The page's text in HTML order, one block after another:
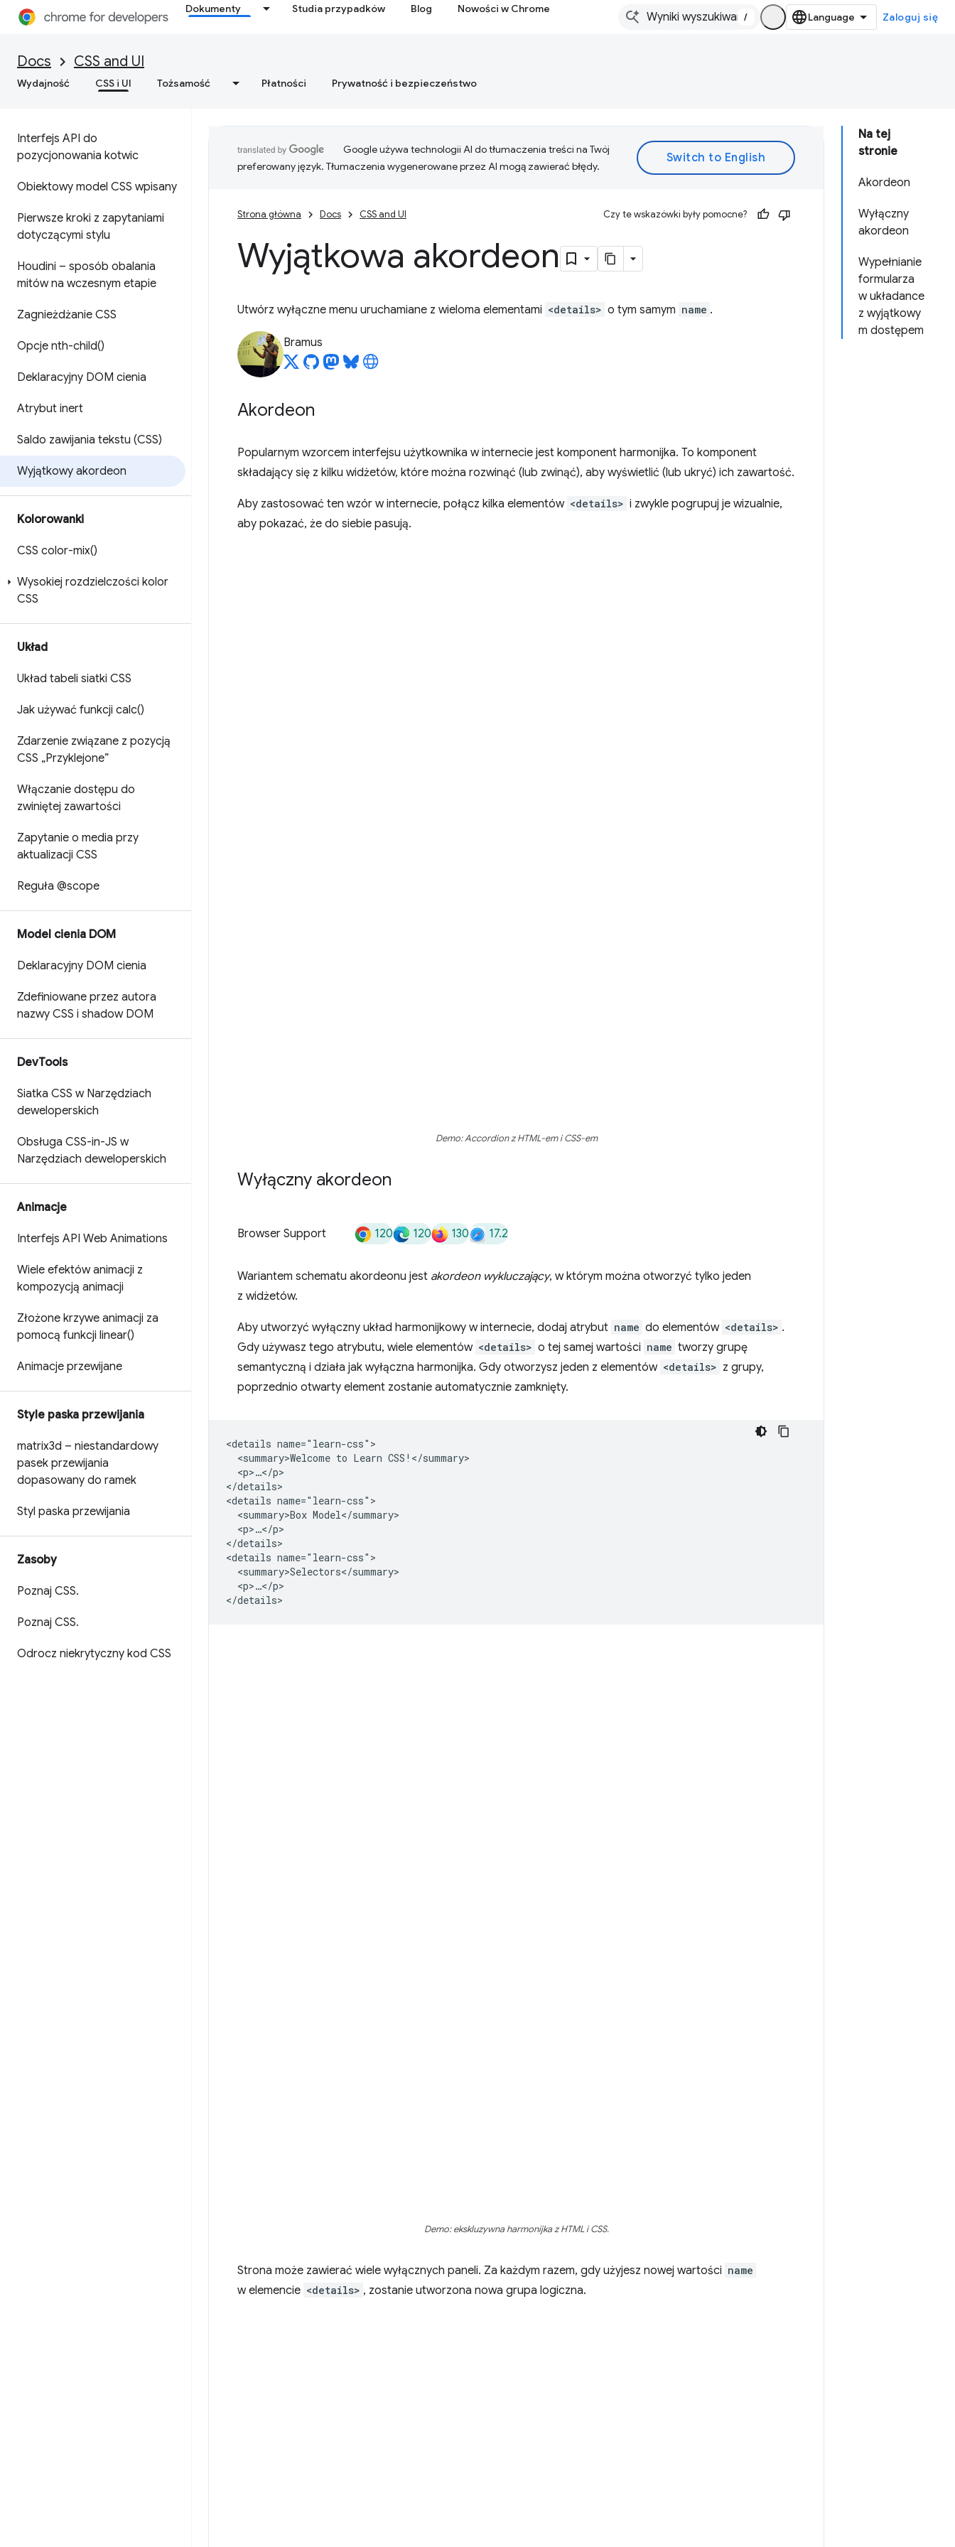
Dokumenty Studia przypadków Blog Nowości w Chrome
/ Zaloguj się
Docs CSS and UI
Wydajność CSS i UI Tożsamość Płatności Prywatność i bezpieczeństwo
Interfejs API do
pozycjonowania kotwic
Obiektowy model CSS wpisany
Pierwsze kroki z zapytaniami
dotyczącymi stylu
Houdini – sposób obalania
mitów na wczesnym etapie
Zagnieżdżanie CSS
Opcje nth-child()
Deklaracyjny DOM cienia
Atrybut inert
Saldo zawijania tekstu (CSS)
Wyjątkowy akordeon
Kolorowanki
CSS color-mix()
Wysokiej rozdzielczości kolor
CSS
Układ
Układ tabeli siatki CSS
Jak używać funkcji calc()
Zdarzenie związane z pozycją
CSS „Przyklejone”
Włączanie dostępu do
zwiniętej zawartości
Zapytanie o media przy
aktualizacji CSS
Reguła @scope
Model cienia DOM
Deklaracyjny DOM cienia
Zdefiniowane przez autora
nazwy CSS i shadow DOM
DevTools
Siatka CSS w Narzędziach
deweloperskich
Obsługa CSS-in-JS w
Narzędziach deweloperskich
Animacje
Interfejs API Web Animations
Wiele efektów animacji z
kompozycją animacji
Złożone krzywe animacji za
pomocą funkcji linear()
Animacje przewijane
Style paska przewijania
matrix3d – niestandardowy
pasek przewijania
dopasowany do ramek
Styl paska przewijania
Zasoby
Poznaj CSS.
Poznaj CSS.
Odrocz niekrytyczny kod CSS
Na tej
stronie
Akordeon
Wyłączny
akordeon
Wypełnianie
formularza
w układance
z wyjątkowy
m dostępem
Google używa technologii AI do tłumaczenia treści na Twój
preferowany język. Tłumaczenia wygenerowane przez AI mogą zawierać błędy.
Strona główna Docs CSS and UI Czy te wskazówki były pomocne?
Wyjątkowa akordeon
Utwórz wyłączne menu uruchamiane z wieloma elementami <details> o tym samym name .
Bramus
Akordeon
Popularnym wzorcem interfejsu użytkownika w internecie jest komponent harmonijka. To komponent
składający się z kilku widżetów, które można rozwinąć (lub zwinąć), aby wyświetlić (lub ukryć) ich zawartość.
Aby zastosować ten wzór w internecie, połącz kilka elementów <details> i zwykle pogrupuj je wizualnie,
aby pokazać, że do siebie pasują.
Demo: Accordion z HTML-em i CSS-em
Wyłączny akordeon
Browser Support 120 120 130 17.2
Wariantem schematu akordeonu jest akordeon wykluczający, w którym można otworzyć tylko jeden
z widżetów.
Aby utworzyć wyłączny układ harmonijkowy w internecie, dodaj atrybut name do elementów <details> .
Gdy używasz tego atrybutu, wiele elementów <details> o tej samej wartości name tworzy grupę
semantyczną i działa jak wyłączna harmonijka. Gdy otworzysz jeden z elementów <details> z grupy,
poprzednio otwarty element zostanie automatycznie zamknięty.
<details name="learn-css">
  <summary>Welcome to Learn CSS!</summary>
  <p>…</p>
</details>
<details name="learn-css">
  <summary>Box Model</summary>
  <p>…</p>
</details>
<details name="learn-css">
  <summary>Selectors</summary>
  <p>…</p>
Demo: ekskluzywna harmonijka z HTML i CSS.
Strona może zawierać wiele wyłącznych paneli. Za każdym razem, gdy użyjesz nowej wartości name
w elemencie <details> , zostanie utworzona nowa grupa logiczna.